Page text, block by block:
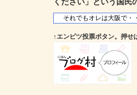
ください」という国民
↑エンピツ投票ボタン。押せ